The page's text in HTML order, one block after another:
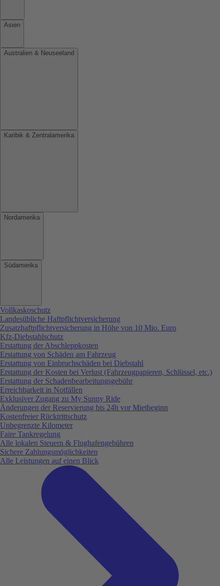
Asien
Australien & Neuseeland
Karibik & Zentralamerika
Nordamerika
Südamerika
Vollkaskoschutz
Landesübliche Haftpflichtversicherung
Zusatzhaftpflichtversicherung in Höhe von 10 Mio. Euro
Kfz-Diebstahlschutz
Erstattung der Abschleppkosten
Erstattung von Schäden am Fahrzeug
Erstattung von Einbruchschäden bei Diebstahl
Erstattung der Kosten bei Verlust (Fahrzeugpapieren, Schlüssel, etc.)
Erstattung der Schadenbearbeitungsgebühr
Erreichbarkeit in Notfällen
Exklusiver Zugang zu My Sunny Ride
Änderungen der Reservierung bis 24h vor Mietbeginn
Kostenfreier Rücktrittschutz
Unbegrenzte Kilometer
Faire Tankregelung
Alle lokalen Steuern & Flughafengebühren
Sichere Zahlungsmöglichkeiten
Alle Leistungen auf einen Blick